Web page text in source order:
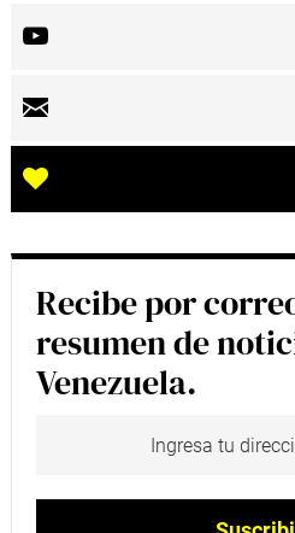
Recibe por
resumen de
Venezuela.